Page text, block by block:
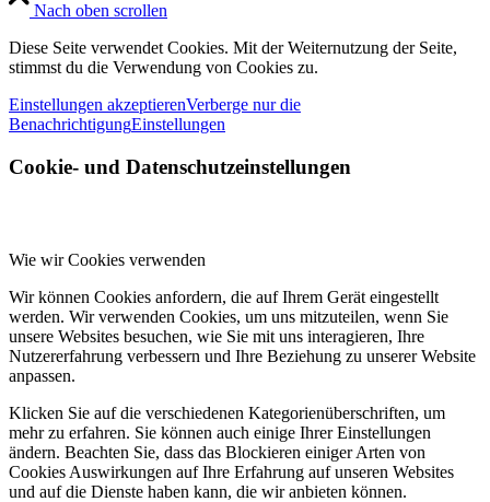
Nach oben scrollen
Diese Seite verwendet Cookies. Mit der Weiternutzung der Seite,
stimmst du die Verwendung von Cookies zu.
Einstellungen akzeptierenVerberge nur die
BenachrichtigungEinstellungen
Cookie- und Datenschutzeinstellungen
Wie wir Cookies verwenden
Wir können Cookies anfordern, die auf Ihrem Gerät eingestellt
werden. Wir verwenden Cookies, um uns mitzuteilen, wenn Sie
unsere Websites besuchen, wie Sie mit uns interagieren, Ihre
Nutzererfahrung verbessern und Ihre Beziehung zu unserer Website
anpassen.
Klicken Sie auf die verschiedenen Kategorienüberschriften, um
mehr zu erfahren. Sie können auch einige Ihrer Einstellungen
ändern. Beachten Sie, dass das Blockieren einiger Arten von
Cookies Auswirkungen auf Ihre Erfahrung auf unseren Websites
und auf die Dienste haben kann, die wir anbieten können.